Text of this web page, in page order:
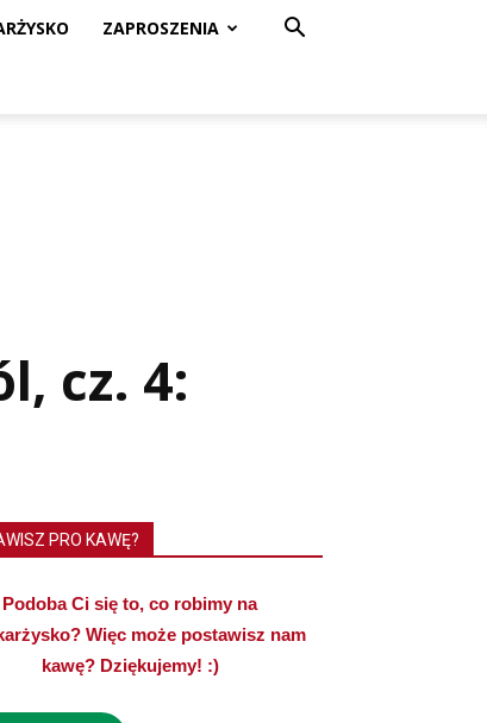
ZAPROSZENIA
cz. 4:
PRO KAWĘ?
Podoba Ci się to, co robimy na
Więc może postawisz nam
kawę? Dziękujemy! :)